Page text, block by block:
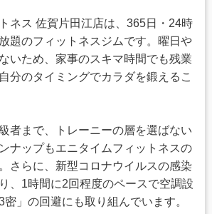
ネス 佐賀片田江店は、365日・24時
題のフィットネスジムです。曜日や
いため、家事のスキマ時間でも残業
分のタイミングでカラダを鍛えるこ
者まで、トレーニーの層を選ばない
ナップもエニタイムフィットネスの
さらに、新型コロナウイルスの感染
、1時間に2回程度のペースで空調設
」の回避にも取り組んでいます。